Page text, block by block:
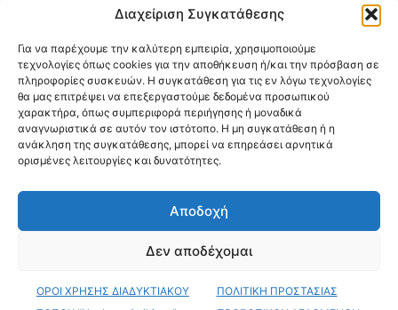
Διαχείριση Συγκατάθεσης
Για να παρέχουμε την καλύτερη εμπειρία, χρησιμοποιούμε
τεχνολογίες όπως cookies για την αποθήκευση ή/και την πρόσβαση σε
πληροφορίες συσκευών. Η συγκατάθεση για τις εν λόγω τεχνολογίες
θα μας επιτρέψει να επεξεργαστούμε δεδομένα προσωπικού
χαρακτήρα, όπως συμπεριφορά περιήγησης ή μοναδικά
αναγνωριστικά σε αυτόν τον ιστότοπο. Η μη συγκατάθεση ή η
ανάκληση της συγκατάθεσης, μπορεί να επηρεάσει αρνητικά
ορισμένες λειτουργίες και δυνατότητες.
Αποδοχή
Δεν αποδέχομαι
ΟΡΟΙ ΧΡΗΣΗΣ ΔΙΑΔΥΚΤΙΑΚΟΥ
ΠΟΛΙΤΙΚΗ ΠΡΟΣΤΑΣΙΑΣ
Επικοινωνία:info@neologosattikis.gr
ΑΚΟΛΟΥΘΗΣΕ ΜΑΣ
Videos Όροι Χρήσης
© Copyright 2026 ΝΕΟΛΟΓΟΣ ΑΤΤΙΚΗΣ • All Rights Reserved •